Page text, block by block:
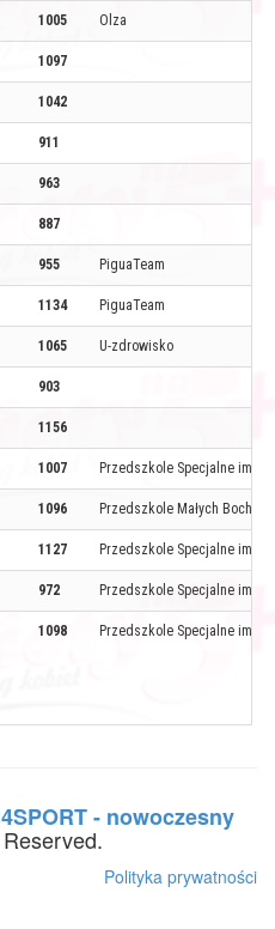
1005 Olza
1097
1042
911
963
887
955 PiguaTeam
1134 PiguaTeam
1065 U-zdrowisko
903
1156
1007 Przedszkole Specjalne
1096 Przedszkole Małych
1127 Przedszkole Specjalne im.
972 Przedszkole Specjalne im.
1098 Przedszkole Specjalne im.
- nowoczesny
Polityka prywatności